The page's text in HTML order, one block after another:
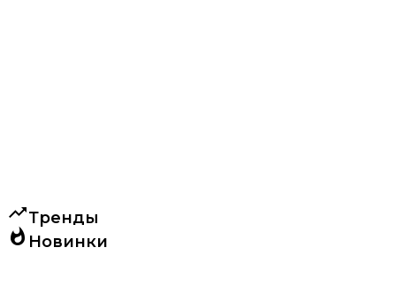
trending_upТренды
whatshot Новинки